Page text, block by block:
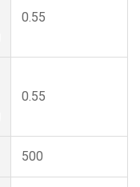
0.55
0.55
500